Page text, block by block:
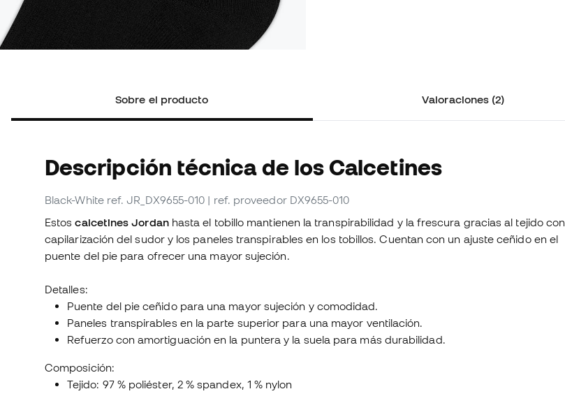
Sobre el producto Valoraciones (2)
Descripción técnica de los Calcetines
Black-White ref. JR_DX9655-010 | ref. proveedor DX9655-010
Estoscalcetines Jordanhasta el tobillo mantienen la transpirabilidad y la frescura gracias al tejido con
capilarización del sudor y los paneles transpirables en los tobillos. Cuentan con un ajuste ceñido en el
puente del pie para ofrecer una mayor sujeción.
Detalles:
Puente del pie ceñido para una mayor sujeción y comodidad.
Paneles transpirables en la parte superior para una mayor ventilación.
Refuerzo con amortiguación en la puntera y la suela para más durabilidad.
Composición:
Tejido: 97 % poliéster, 2 % spandex, 1 % nylon